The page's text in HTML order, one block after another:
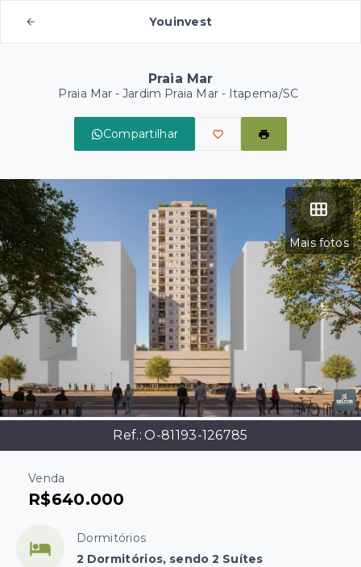
Youinvest
Praia Mar
Praia Mar - Jardim Praia Mar - Itapema/SC
Compartilhar
Mais fotos
Ref.:O-81193-126785
Venda
R$640.000
Dormitórios
2 Dormitórios, sendo 2 Suítes